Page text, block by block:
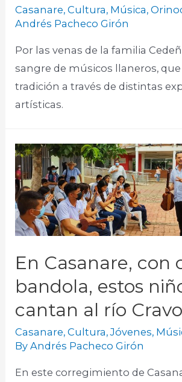
Casanare,Cultura, Música,
Andrés Pacheco Girón
Por las venas de la familia
sangre de músicos llaneros,
tradición a través de distintas
artísticas.
En Casanare, con
bandola, estos
cantan al río
Casanare,Cultura,Jóvenes,
ByAndrés Pacheco Girón
En este corregimiento de